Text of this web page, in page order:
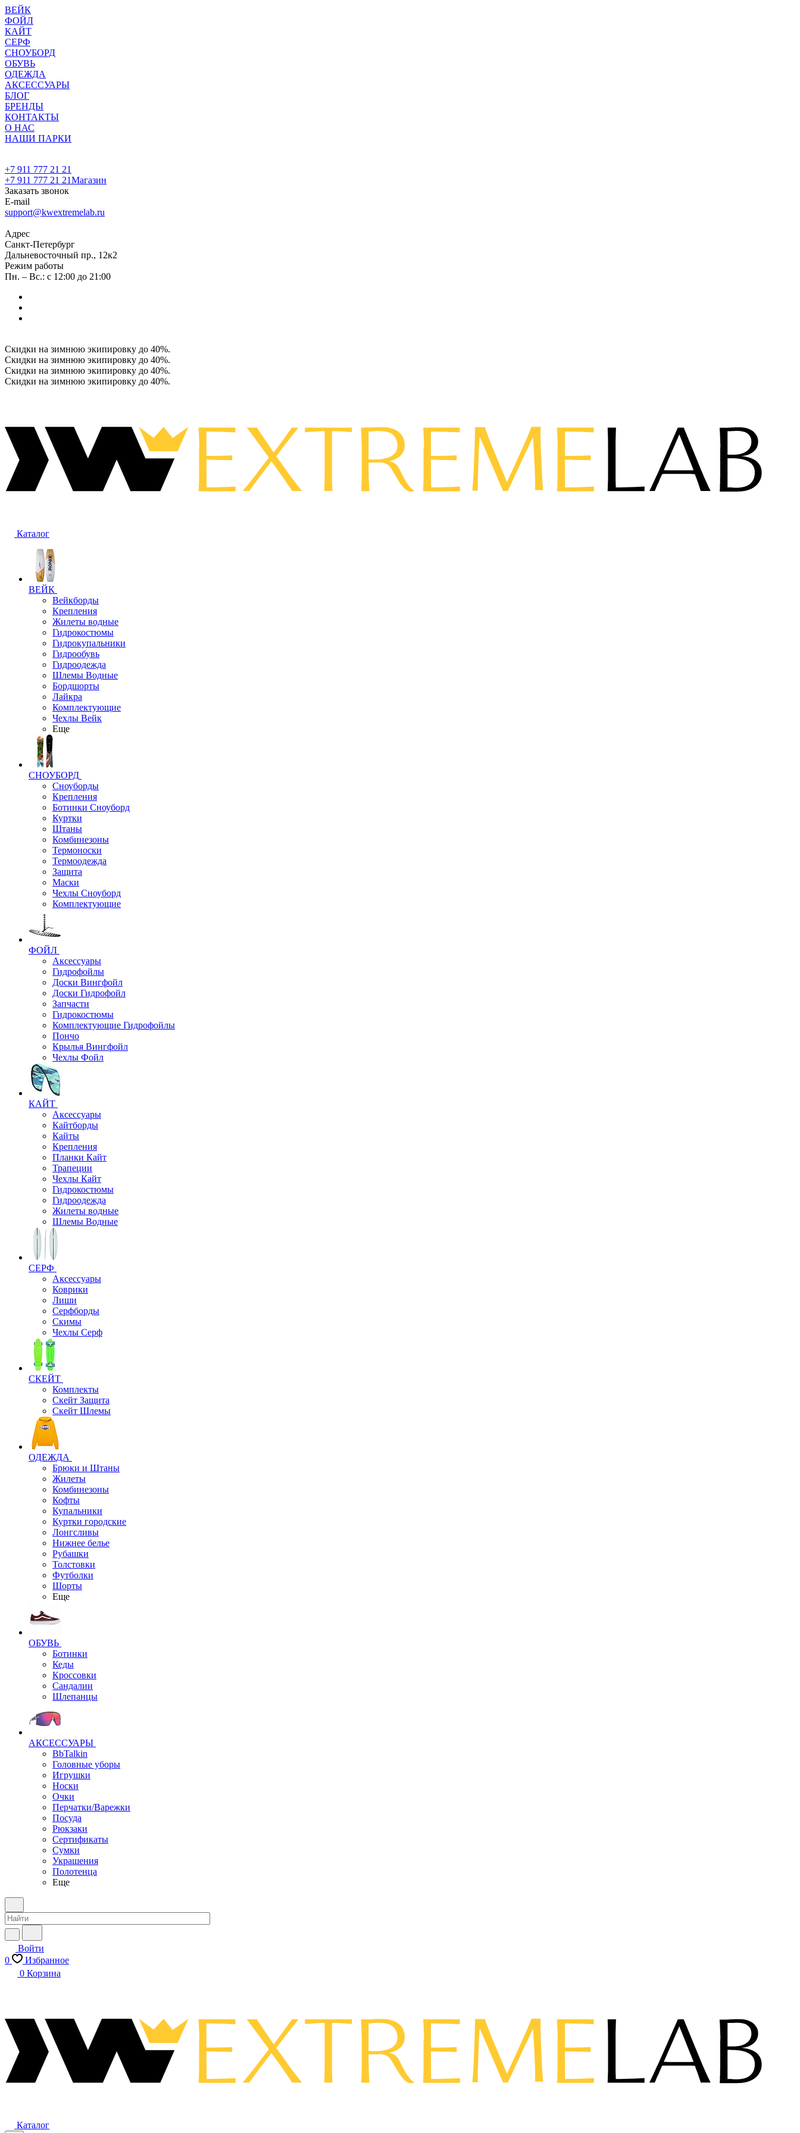
ВЕЙК
ФОЙЛ
КАЙТ
СЕРФ
СНОУБОРД
ОБУВЬ
ОДЕЖДА
АКСЕССУАРЫ
БЛОГ
БРЕНДЫ
КОНТАКТЫ
О НАС
НАШИ ПАРКИ
+7 911 777 21 21
+7 911 777 21 21Магазин
Заказать звонок
E-mail
support@kwextremelab.ru
Адрес
Санкт-Петербург
Дальневосточный пр., 12к2
Режим работы
Пн. – Вс.: с 12:00 до 21:00
Скидки на зимнюю экипировку до 40%.
Скидки на зимнюю экипировку до 40%.
Скидки на зимнюю экипировку до 40%.
Скидки на зимнюю экипировку до 40%.
Каталог
ВЕЙК
Вейкборды
Крепления
Жилеты водные
Гидрокостюмы
Гидрокупальники
Гидрообувь
Гидроодежда
Шлемы Водные
Бордшорты
Лайкра
Комплектующие
Чехлы Вейк
Еще
СНОУБОРД
Сноуборды
Крепления
Ботинки Сноуборд
Куртки
Штаны
Комбинезоны
Термоноски
Термоодежда
Защита
Маски
Чехлы Сноуборд
Комплектующие
ФОЙЛ
Аксессуары
Гидрофойлы
Доски Вингфойл
Доски Гидрофойл
Запчасти
Гидрокостюмы
Комплектующие Гидрофойлы
Пончо
Крылья Вингфойл
Чехлы Фойл
КАЙТ
Аксессуары
Кайтборды
Кайты
Крепления
Планки Кайт
Трапеции
Чехлы Кайт
Гидрокостюмы
Гидроодежда
Жилеты водные
Шлемы Водные
СЕРФ
Аксессуары
Коврики
Лиши
Серфборды
Скимы
Чехлы Cерф
СКЕЙТ
Комплекты
Скейт Защита
Скейт Шлемы
ОДЕЖДА
Брюки и Штаны
Жилеты
Комбинезоны
Кофты
Купальники
Куртки городские
Лонгсливы
Нижнее белье
Рубашки
Толстовки
Футболки
Шорты
Еще
ОБУВЬ
Ботинки
Кеды
Кроссовки
Сандалии
Шлепанцы
АКСЕССУАРЫ
BbTalkin
Головные уборы
Игрушки
Носки
Очки
Перчатки/Варежки
Посуда
Рюкзаки
Сертификаты
Сумки
Украшения
Полотенца
Еще
Войти
0
Избранное
0 Корзина
Каталог